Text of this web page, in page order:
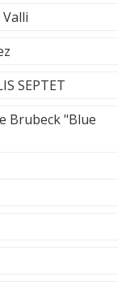
SEPTET
Brubeck "Blue